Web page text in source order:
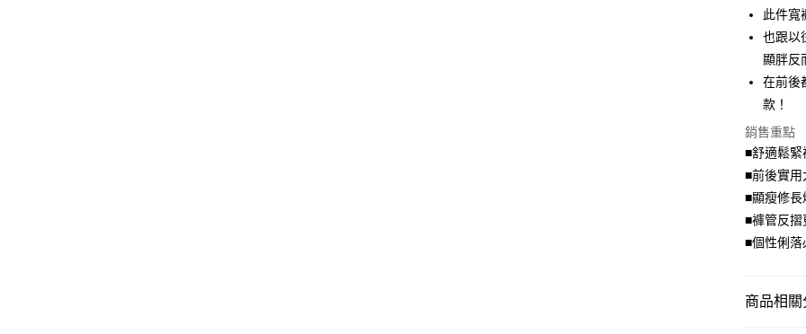
街口支付
悠遊付
Google
全盈+PAY
大哥付你分
相關說明
【大哥付
1.本服務
2.付款方
流程，驗
完成交易。
消。如遇
無法說明
AFTEE先
相關說明
AFTEE先
２．便利
３．安心
ATM付款
運送方式
此件寬
也跟以
顯胖反
在前後
款！
銷售重點
■舒適鬆緊
■前後實用
■顯瘦修長
■褲管反摺
■個性俐落
商品相關